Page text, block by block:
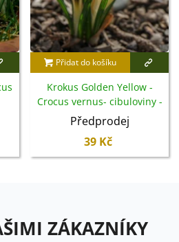
Přidat do košíku
Krokus Golden Yellow -
Crocus vernus- cibuloviny -
3 ks
Předprodej
39 Kč
ZÁKAZNÍKY